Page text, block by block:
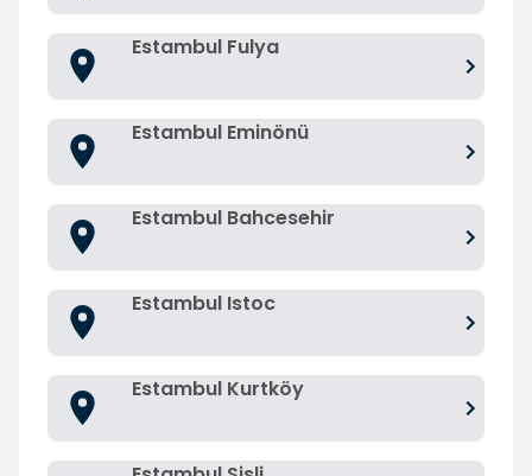
Estambul Fulya
Estambul Eminönü
Estambul Bahcesehir
Estambul Istoc
Estambul Kurtköy